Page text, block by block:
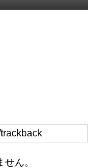
ん。